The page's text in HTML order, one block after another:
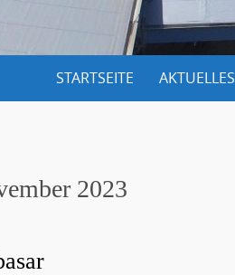
STARTSEITE AKTUELLES
2023